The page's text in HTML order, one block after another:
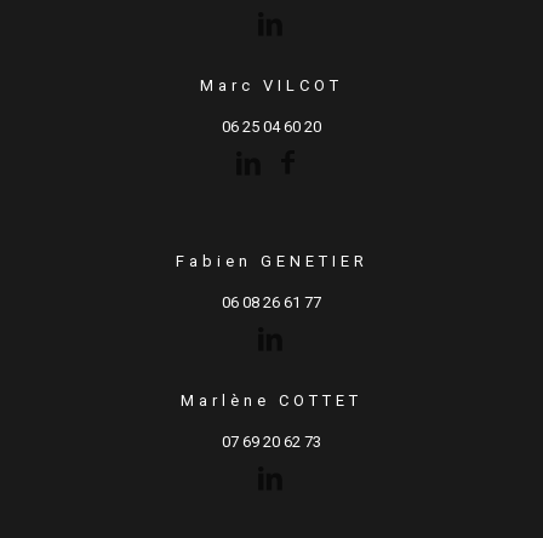
Marc VILCOT
06 25 04 60 20
Fabien GENETIER
06 08 26 61 77
Marlène COTTET
07 69 20 62 73